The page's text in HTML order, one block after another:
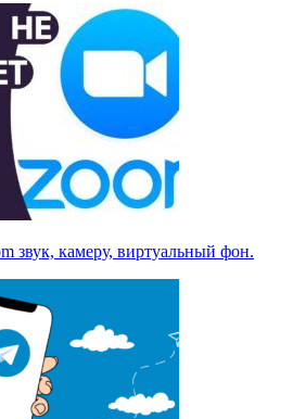
звук, камеру, виртуальный фон.